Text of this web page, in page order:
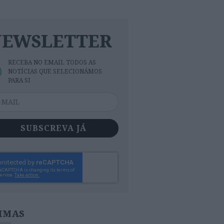
RECEBA NO EMAIL TODOS AS
NOTÍCIAS QUE SELECIONÁMOS
PARA SI
SUBSCREVA JÁ